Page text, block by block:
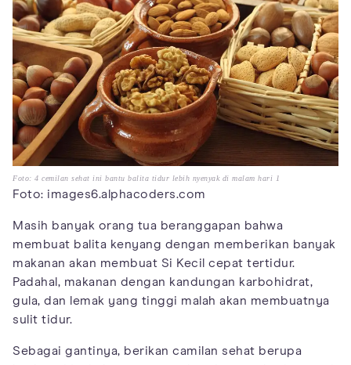
Foto: 4 cemilan sehat ini bantu balita tidur lebih nyenyak di malam hari 1
Foto: images6.alphacoders.com
Masih banyak orang tua beranggapan bahwa
membuat balita kenyang dengan memberikan banyak
makanan akan membuat Si Kecil cepat tertidur.
Padahal, makanan dengan kandungan karbohidrat,
gula, dan lemak yang tinggi malah akan membuatnya
sulit tidur.
Sebagai gantinya, berikan camilan sehat berupa